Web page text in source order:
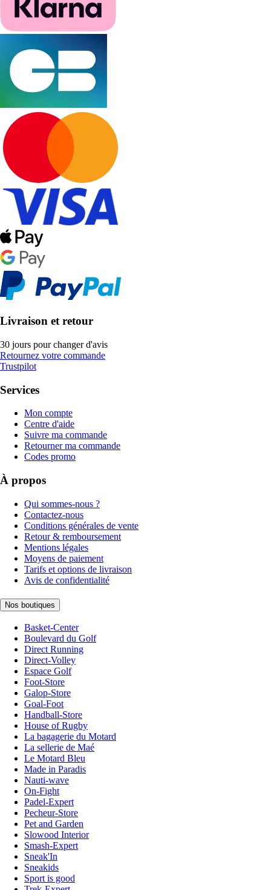
Livraison et retour
30 jours pour changer d'avis
Retournez votre commande
Trustpilot
Services
Mon compte
Centre d'aide
Suivre ma commande
Retourner ma commande
Codes promo
À propos
Qui sommes-nous ?
Contactez-nous
Conditions générales de vente
Retour & remboursement
Mentions légales
Moyens de paiement
Tarifs et options de livraison
Avis de confidentialité
Nos boutiques
Basket-Center
Boulevard du Golf
Direct Running
Direct-Volley
Espace Golf
Foot-Store
Galop-Store
Goal-Foot
Handball-Store
House of Rugby
La bagagerie du Motard
La sellerie de Maé
Le Motard Bleu
Made in Paradis
Nauti-wave
On-Fight
Padel-Expert
Pecheur-Store
Pet and Garden
Slowood Interior
Smash-Expert
Sneak'In
Sneakids
Sport is good